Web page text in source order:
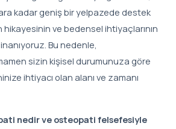
kadar geniş bir yelpazede destek
hikayesinin ve bedensel ihtiyaçlarının
Bu nedenle,
sizin kişisel durumunuza göre
ihtiyacı olan alanı ve zamanı
nedir ve osteopati felsefesiyle